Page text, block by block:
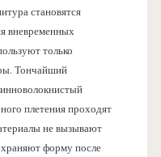
становятся
вневременных
только
Тончайший
плетения проходят
не вызывают
форму после